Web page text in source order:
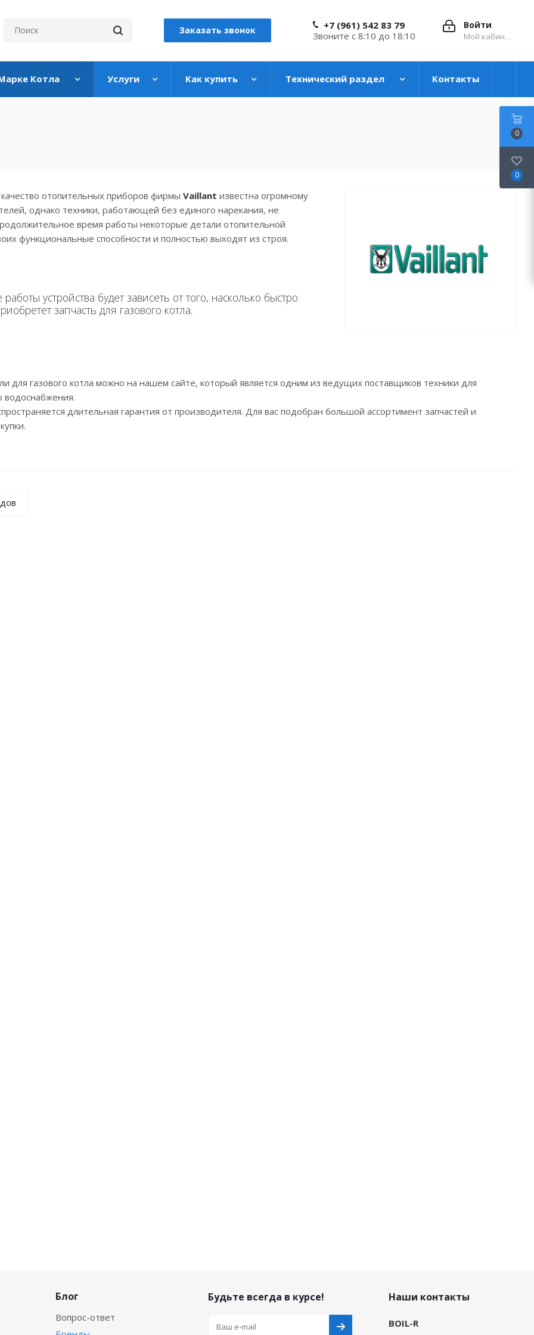
Заказать звонок Войти
Мой кабинет
+7 (961) 542 83 79
Звоните с 8:10 до 18:10
Котла Услуги Как купить Технический раздел Контакты
отопительных приборов фирмы Vaillant известна огромному
однако техники, работающей без единого нарекания, не
время работы некоторые детали отопительной
функциональные способности и полностью выходят из строя.
устройства будет зависеть от того, насколько быстро
запчасть для газового котла.
газового котла можно на нашем сайте, который является одним из ведущих поставщиков техники для
водоснабжения.
длительная гарантия от производителя. Для вас подобран большой ассортимент запчастей и
Блог
Вопрос-ответ
Будьте всегда в курсе! Наши контакты
BOIL-R
0
0